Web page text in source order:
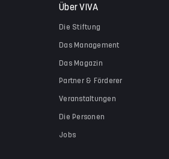
Über VIVA
Die Stiftung
Das Management
Das Magazin
Partner & Förderer
Veranstaltungen
Die Personen
Jobs